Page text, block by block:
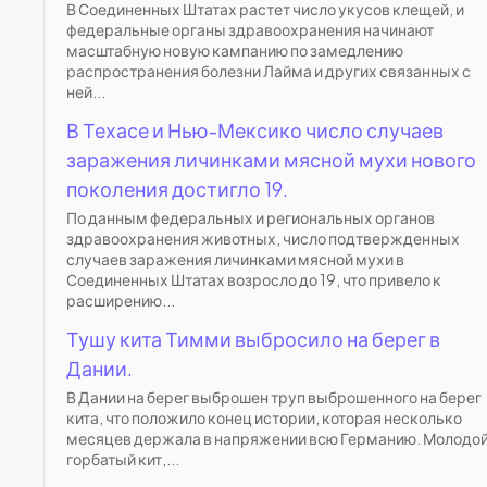
В Соединенных Штатах растет число укусов клещей, и
федеральные органы здравоохранения начинают
масштабную новую кампанию по замедлению
распространения болезни Лайма и других связанных с
ней...
В Техасе и Нью-Мексико число случаев
заражения личинками мясной мухи нового
поколения достигло 19.
По данным федеральных и региональных органов
здравоохранения животных, число подтвержденных
случаев заражения личинками мясной мухи в
Соединенных Штатах возросло до 19, что привело к
расширению...
Тушу кита Тимми выбросило на берег в
Дании.
В Дании на берег выброшен труп выброшенного на берег
кита, что положило конец истории, которая несколько
месяцев держала в напряжении всю Германию.
горбатый кит,...